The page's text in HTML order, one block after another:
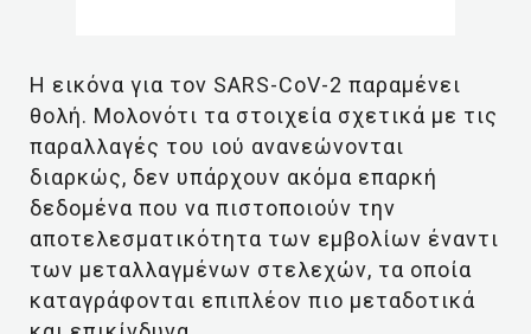
Η εικόνα για τον SARS-CoV-2 παραμένει
θολή. Μολονότι τα στοιχεία σχετικά με τις
παραλλαγές του ιού ανανεώνονται
διαρκώς, δεν υπάρχουν ακόμα επαρκή
δεδομένα που να πιστοποιούν την
αποτελεσματικότητα των εμβολίων έναντι
των μεταλλαγμένων στελεχών, τα οποία
καταγράφονται επιπλέον πιο μεταδοτικά